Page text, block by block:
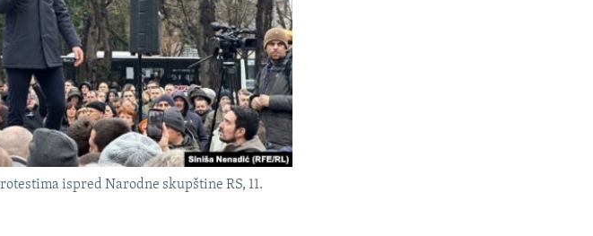
ispred Narodne skupštine RS, 11.